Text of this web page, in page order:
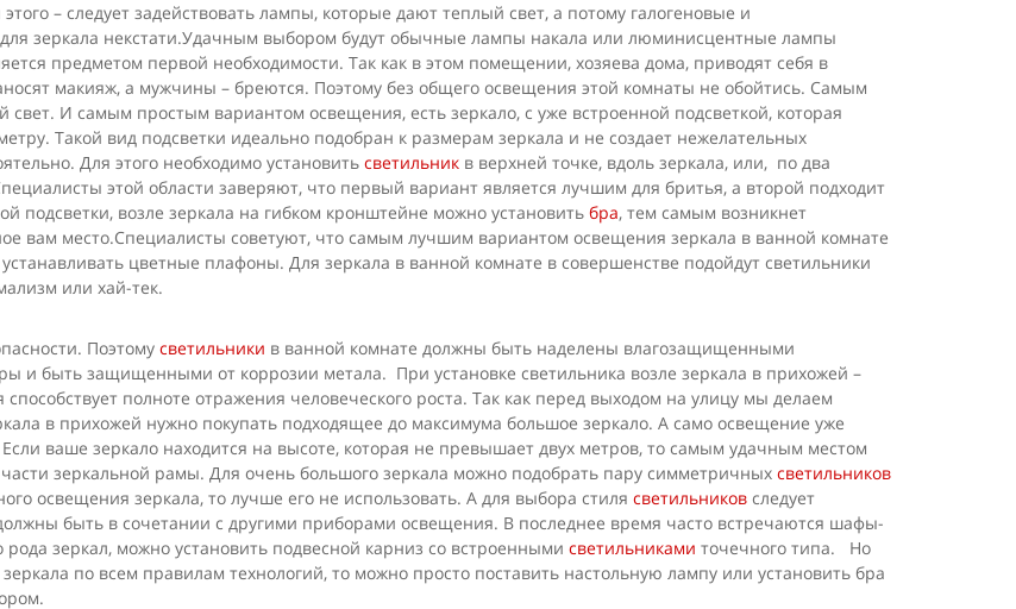
– следует задействовать лампы, которые дают теплый свет, а потому галогеновые и
зеркала некстати.Удачным выбором будут обычные лампы накала или люминисцентные лампы
предметом первой необходимости. Так как в этом помещении, хозяева дома, приводят себя в
макияж, а мужчины – бреются. Поэтому без общего освещения этой комнаты не обойтись. Самым
И самым простым вариантом освещения, есть зеркало, с уже встроенной подсветкой, которая
Такой вид подсветки идеально подобран к размерам зеркала и не создает нежелательных
Для этого необходимо установить светильник в верхней точке, вдоль зеркала, или, по два
этой области заверяют, что первый вариант является лучшим для бритья, а второй подходит
подсветки, возле зеркала на гибком кронштейне можно установить бра, тем самым возникнет
вам место.Специалисты советуют, что самым лучшим вариантом освещения зеркала в ванной комнате
цветные плафоны. Для зеркала в ванной комнате в совершенстве подойдут светильники
или хай-тек.
Поэтому светильники в ванной комнате должны быть наделены влагозащищенными
и быть защищенными от коррозии метала. При установке светильника возле зеркала в прихожей –
полноте отражения человеческого роста. Так как перед выходом на улицу мы делаем
в прихожей нужно покупать подходящее до максимума большое зеркало. А само освещение уже
ваше зеркало находится на высоте, которая не превышает двух метров, то самым удачным местом
части зеркальной рамы. Для очень большого зеркала можно подобрать пару симметричных светильников
освещения зеркала, то лучше его не использовать. А для выбора стиля светильников следует
быть в сочетании с другими приборами освещения. В последнее время часто встречаются шафы-
зеркал, можно установить подвесной карниз со встроенными светильниками точечного типа. Но
по всем правилам технологий, то можно просто поставить настольную лампу или установить бра